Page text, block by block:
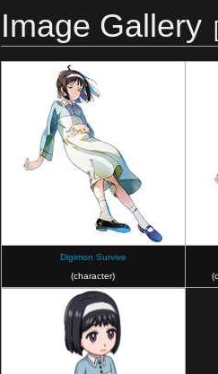
こっちの世界では
……ってことは、
僕たちよりずっと
僕らが元の世界に
二つの世界を救う
どうにかして救
でも、どうやって
あの優しかったミ
封じられているだ
僕らが何度も呼び
『あの』ミユキが
Image Gallery
Digimon Survive
(character)